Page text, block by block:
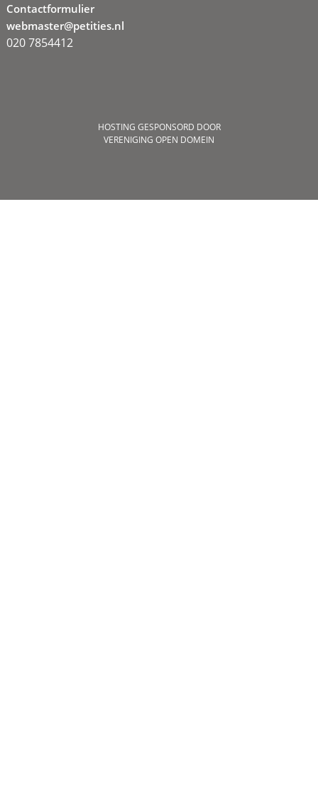
Contactformulier
webmaster@petities.nl
020 7854412
HOSTING GESPONSORD DOOR
VERENIGING OPEN DOMEIN